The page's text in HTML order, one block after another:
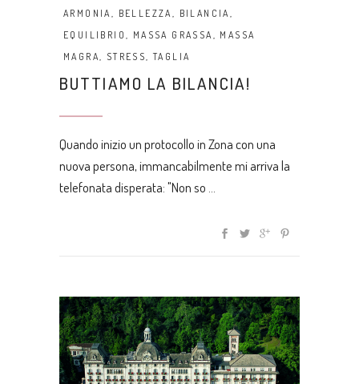
ARMONIA
BELLEZZA BILANCIA
EQUILIBRIO
MASSA GRASSA
MASSA
MAGRA
STRESS ,TAGLIA
BUTTIAMO LA BILANCIA!
Quando inizio un protocollo in Zona con una
nuova persona, immancabilmente mi arriva la
telefonata disperata: "Non so